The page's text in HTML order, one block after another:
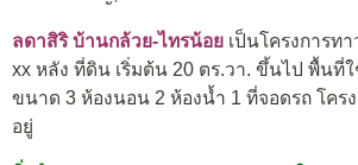
ลดาสิริ บ้านกล้วย-ไทรน้อย เป็นโครงการท
xx หลัง ที่ดิน เริ่มต้น 20 ตร.วา. ขึ้นไป พื้นที่
ขนาด 3 ห้องนอน 2 ห้องน้ำ 1 ที่จอดรถ โครง
อยู่